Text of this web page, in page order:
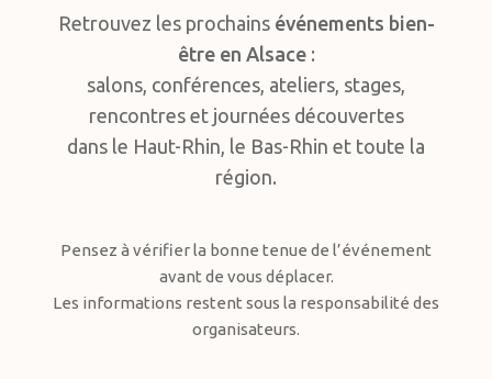
Retrouvez les prochains événements bien-
être en Alsace:
salons, conférences, ateliers, stages,
rencontres et journées découvertes
dans le Haut-Rhin, le Bas-Rhin et toute la
région.
Pensez à vérifier la bonne tenue de l’événement
avant de vous déplacer.
Les informations restent sous la responsabilité des
organisateurs.